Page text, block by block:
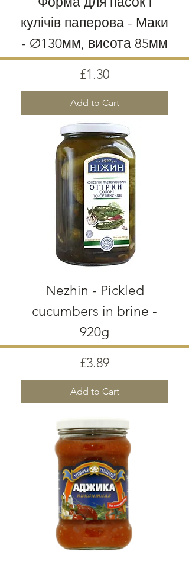
кулічів паперова - Маки
- Ø130мм, висота 85мм
Price
£1.30
Add to Cart
Nezhin - Pickled
cucumbers in brine -
920g
Price
£3.89
Add to Cart